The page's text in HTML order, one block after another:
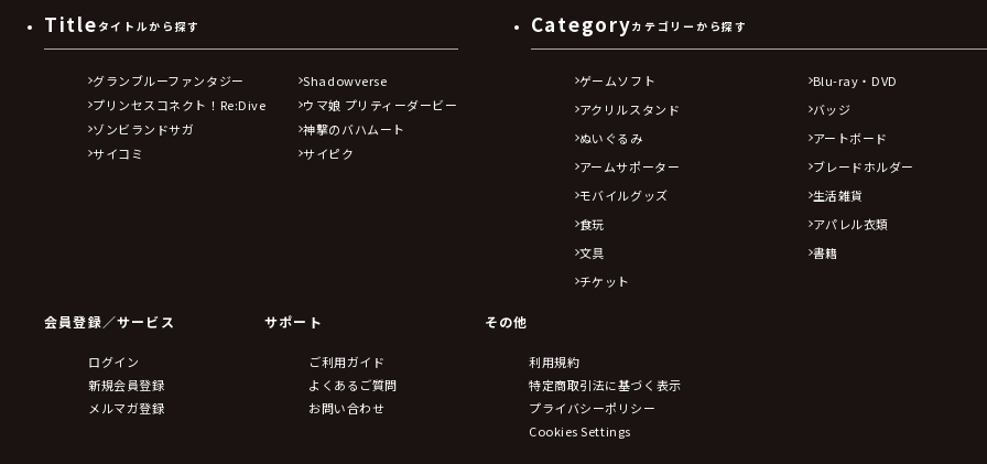
Title タイトルから探す
グランブルーファンタジー
Shadowverse
プリンセスコネクト！Re:Dive
ウマ娘 プリティーダービー
ゾンビランドサガ
神撃のバハムート
サイコミ
サイピク
Categoryカテゴリーから探す
ゲームソフト Blu-ray・DVD
アクリルスタンド
バッジ
ぬいぐるみ
アートボード
アームサポーター
ブレードホルダー
モバイルグッズ
生活雑貨
食玩
アパレル衣類
文具
書籍
チケット
会員登録／サービス
ログイン
新規会員登録
メルマガ登録
サポート
ご利用ガイド
よくあるご質問
お問い合わせ
その他
利用規約
特定商取引法に基づく表示
プライバシーポリシー
Cookies Settings